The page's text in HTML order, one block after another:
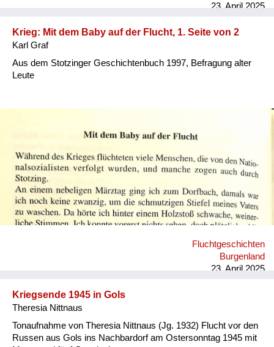
Wohnen
23. April 2025
Krieg: Mit dem Baby auf der Flucht, 1. Seite von 2
Karl Graf
Aus dem Stotzinger Geschichtenbuch 1997, Befragung alter
Leute
Fluchtgeschichten
Burgenland
23. April 2025
Kriegsende 1945 in Gols
Theresia Nittnaus
Tonaufnahme von Theresia Nittnaus (Jg. 1932) Flucht vor den
Russen aus Gols ins Nachbardorf am Ostersonntag 1945 mit